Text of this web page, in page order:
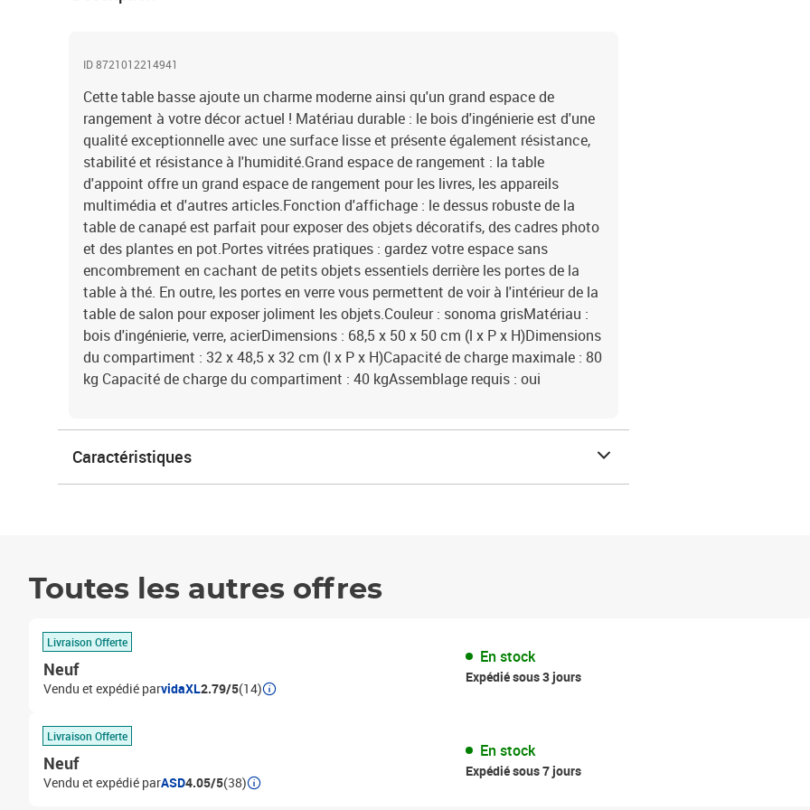
ID 8721012214941
Cette table basse ajoute un charme moderne ainsi qu'un grand espace de
rangement à votre décor actuel ! Matériau durable : le bois d'ingénierie est d'une
qualité exceptionnelle avec une surface lisse et présente également résistance,
stabilité et résistance à l'humidité.Grand espace de rangement : la table
d'appoint offre un grand espace de rangement pour les livres, les appareils
multimédia et d'autres articles.Fonction d'affichage : le dessus robuste de la
table de canapé est parfait pour exposer des objets décoratifs, des cadres photo
et des plantes en pot.Portes vitrées pratiques : gardez votre espace sans
encombrement en cachant de petits objets essentiels derrière les portes de la
table à thé. En outre, les portes en verre vous permettent de voir à l'intérieur de la
table de salon pour exposer joliment les objets.Couleur : sonoma grisMatériau :
bois d'ingénierie, verre, acierDimensions : 68,5 x 50 x 50 cm (l x P x H)Dimensions
du compartiment : 32 x 48,5 x 32 cm (l x P x H)Capacité de charge maximale : 80
kg Capacité de charge du compartiment : 40 kgAssemblage requis : oui
Caractéristiques
Toutes les autres offres
Livraison Offerte
Neuf
Vendu et expédié parvidaXL2.79/5(14)
En stock
Expédié sous 3 jours
Livraison Offerte
Neuf
Vendu et expédié parASD4.05/5(38)
En stock
Expédié sous 7 jours